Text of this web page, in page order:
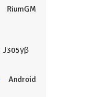
RiumGM
J305γβ
Android